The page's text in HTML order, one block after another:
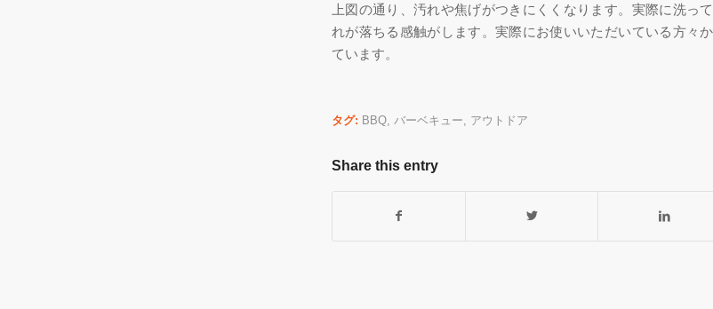
上図の通り、汚れや焦げがつきにくくなります。実際に洗っ
れが落ちる感触がします。実際にお使いいただいている方々
ています。
タグ: BBQ, バーベキュー, アウトドア
Share this entry